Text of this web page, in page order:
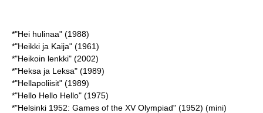
*"Hei hulinaa" (1988)
*"Heikki ja Kaija" (1961)
*"Heikoin lenkki" (2002)
*"Heksa ja Leksa" (1989)
*"Hellapoliisit" (1989)
*"Hello Hello Hello" (1975)
*"Helsinki 1952: Games of the XV Olympiad" (1952) (mini)